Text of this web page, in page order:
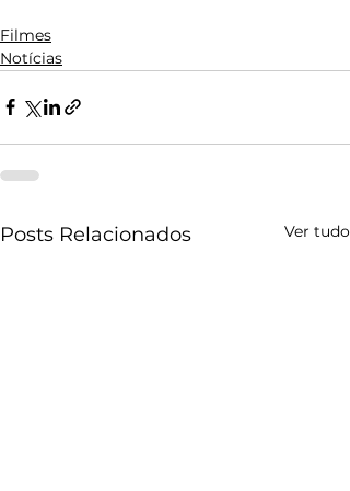
Filmes
Notícias
Posts Relacionados Ver tudo